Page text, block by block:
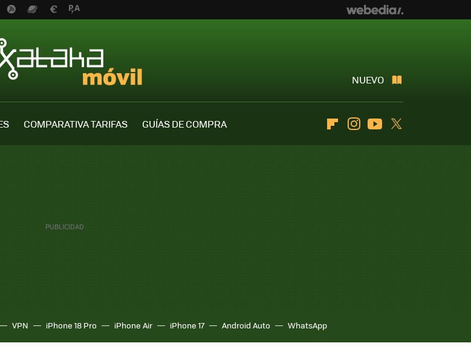
NUEVO
COMPARATIVA TARIFAS
GUÍAS DE COMPRA
FlipboardInstagramYoutube
VPN iPhone 18 Pro iPhone Air iPhone 17 Android Auto WhatsApp